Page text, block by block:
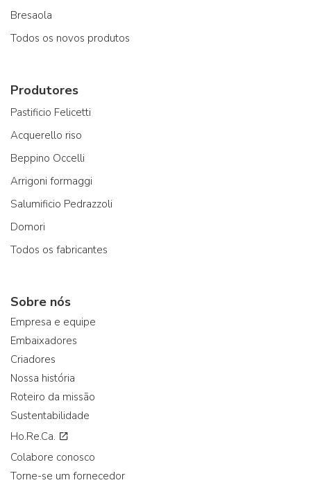
Bresaola
Todos os novos produtos
Produtores
Pastificio Felicetti
Acquerello riso
Beppino Occelli
Arrigoni formaggi
Salumificio Pedrazzoli
Domori
Todos os fabricantes
Sobre nós
Empresa e equipe
Embaixadores
Criadores
Nossa história
Roteiro da missão
Sustentabilidade
Ho.Re.Ca.
Colabore conosco
Torne-se um fornecedor